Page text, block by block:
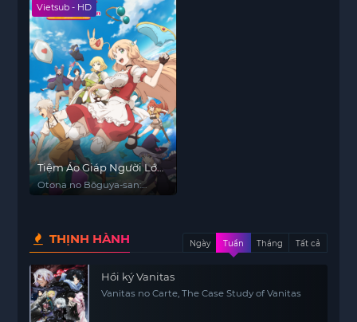
Vietsub - HD
Tiệm Áo Giáp Người Lớn
Mùa 2
Otona no Bōguya-san:
THỊNH HÀNH Ngày Tuần Tháng Tất cả
Hồi ký Vanitas
Vanitas no Carte, The Case Study of Vanitas